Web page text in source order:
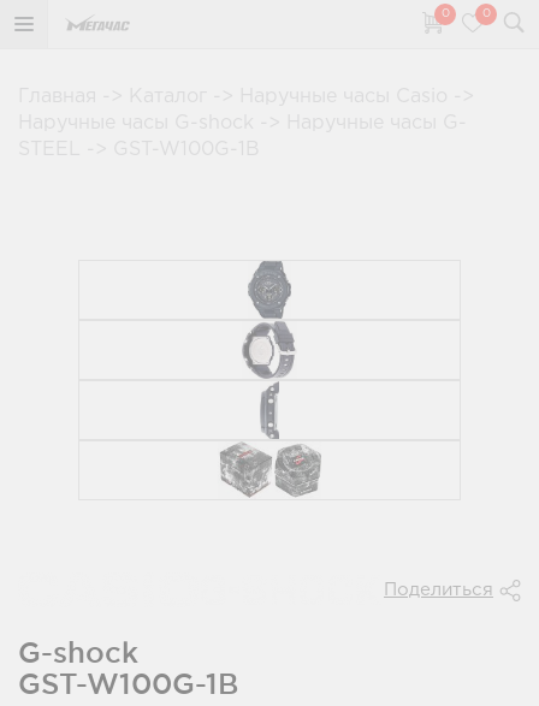
0 0
Поделиться
G-shock
GST-W100G-1B